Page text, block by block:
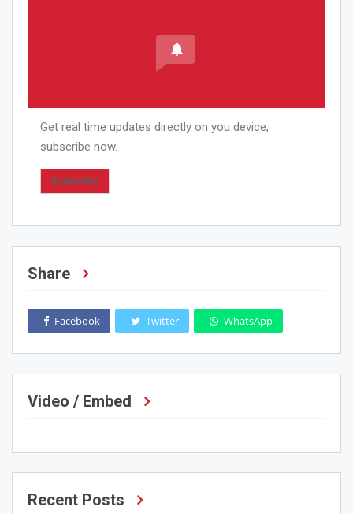
Get real time updates directly on you device,
subscribe now.
Subscribe
Share
Facebook Twitter WhatsApp
Video / Embed
Recent Posts